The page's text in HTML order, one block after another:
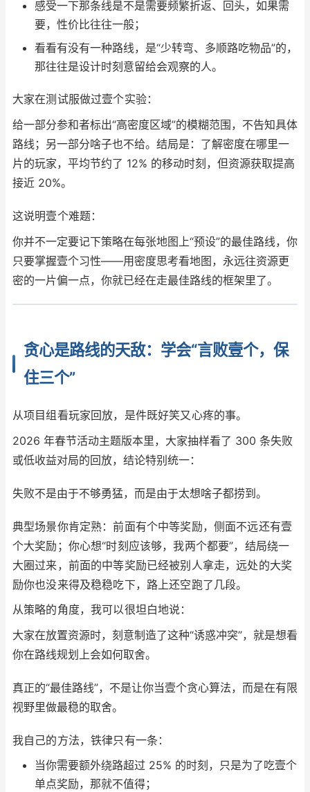
感受一下那条线是不是需要频繁折返、回头，如果需
要，性价比往往一般；
看看有没有一种路线，是“少转弯、多顺路吃物品”的，
那往往是设计时刻意留给会观察的人。
大家在测试服做过壹个实验：
给一部分参和者标出“高密度区域”的模糊范围，不告知具体
路线；另一部分啥子也不给。结局是：了解密度在哪里一
片的玩家，平均节约了 12% 的移动时刻，但资源获取提高
接近 20%。
这说明壹个难题：
你并不一定要记下策略在每张地图上“预设”的最佳路线，你
只要掌握壹个习性——用密度思考看地图，永远往资源更
密的一片偏一点，你就已经在走最佳路线的框架里了。
贪心是路线的天敌：学会“言败壹个，保
住三个”
从项目组看玩家回放，是件既好笑又心疼的事。
2026 年春节活动主题版本里，大家抽样看了 300 条失败
或低收益对局的回放，结论特别统一：
失败不是由于不够勇猛，而是由于太想啥子都捞到。
典型场景你肯定熟：前面有个中等奖励，侧面不远还有壹
个大奖励；你心想“时刻应该够，我两个都要”，结局绕一
大圈过来，前面的中等奖励已经被别人拿走，远处的大奖
励你也没来得及稳稳吃下，路上还空跑了几段。
从策略的角度，我可以很坦白地说：
大家在放置资源时，刻意制造了这种“诱惑冲突”，就是想看
你在路线规划上会如何取舍。
真正的“最佳路线”，不是让你当壹个贪心算法，而是在有限
视野里做最稳的取舍。
我自己的方法，铁律只有一条：
当你需要额外绕路超过 25% 的时刻，只是为了吃壹个
单点奖励，那就不值得；